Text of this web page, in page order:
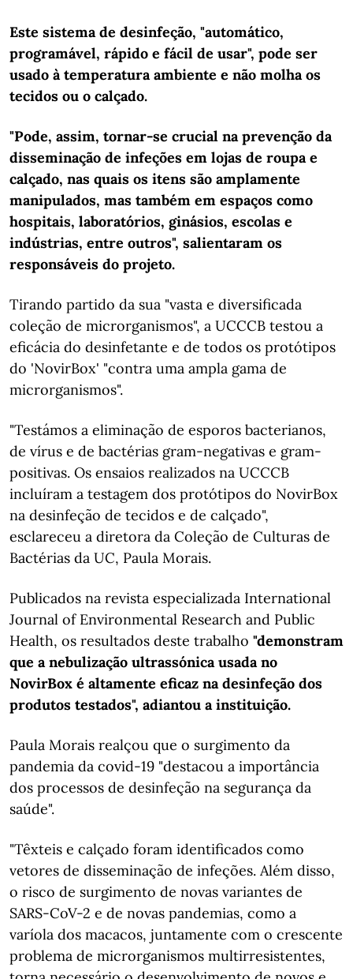
Este sistema de desinfeção, "automático,
programável, rápido e fácil de usar", pode ser
usado à temperatura ambiente e não molha os
tecidos ou o calçado.
"Pode, assim, tornar-se crucial na prevenção da
disseminação de infeções em lojas de roupa e
calçado, nas quais os itens são amplamente
manipulados, mas também em espaços como
hospitais, laboratórios, ginásios, escolas e
indústrias, entre outros", salientaram os
responsáveis do projeto.
Tirando partido da sua "vasta e diversificada
coleção de microrganismos", a UCCCB testou a
eficácia do desinfetante e de todos os protótipos
do 'NovirBox' "contra uma ampla gama de
microrganismos".
"Testámos a eliminação de esporos bacterianos,
de vírus e de bactérias gram-negativas e gram-
positivas. Os ensaios realizados na UCCCB
incluíram a testagem dos protótipos do NovirBox
na desinfeção de tecidos e de calçado",
esclareceu a diretora da Coleção de Culturas de
Bactérias da UC, Paula Morais.
Publicados na revista especializada International
Journal of Environmental Research and Public
Health, os resultados deste trabalho "demonstram
que a nebulização ultrassónica usada no
NovirBox é altamente eficaz na desinfeção dos
produtos testados", adiantou a instituição.
Paula Morais realçou que o surgimento da
pandemia da covid-19 "destacou a importância
dos processos de desinfeção na segurança da
saúde".
"Têxteis e calçado foram identificados como
vetores de disseminação de infeções. Além disso,
o risco de surgimento de novas variantes de
SARS-CoV-2 e de novas pandemias, como a
varíola dos macacos, juntamente com o crescente
problema de microrganismos multirresistentes,